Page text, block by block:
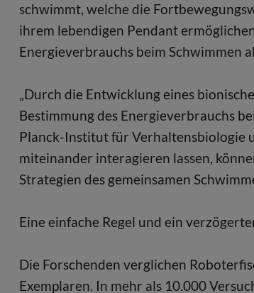
schwimmt, welche die
ihrem lebendigen Pendant
Energieverbrauchs beim Schwimmen
„Durch die Entwicklung eines
Bestimmung des Energieverbrauchs
Planck-Institut für Verhaltensbiologie
miteinander interagieren lassen,
Strategien des gemeinsamen
Eine einfache Regel und ein
Die Forschenden verglichen
Exemplaren. In mehr als 10.000